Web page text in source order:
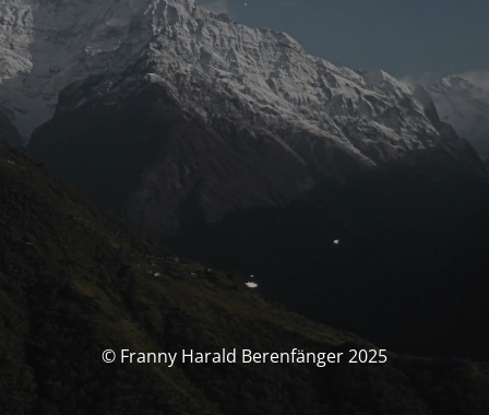
© Franny Harald Berenfänger 2025